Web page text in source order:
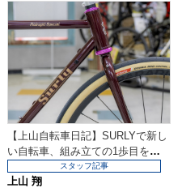
【上山自転車日記】SURLYで新し
い自転車、組み立ての1歩目を歩
み始めました！
上山 翔
スタッフ記事